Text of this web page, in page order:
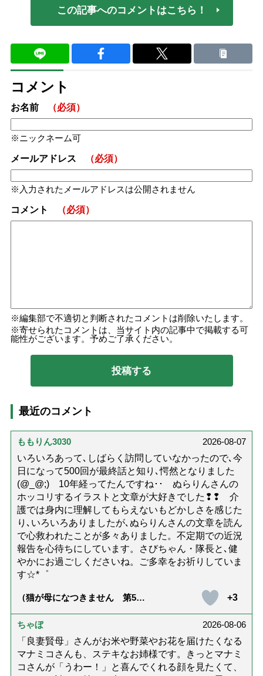
この記事へのコメントはこちら！
コメント
お名前 （必須）
ニックネーム可
メールアドレス （必須）
入力されたメールアドレスは公開されません
コメント （必須）
編集部で不適切と判断されたコメントは削除いたします。
寄せられたコメントは、当サイト内の記事中で掲載する可
能性がございます。予めご了承ください。
最近のコメント
ももりん3030
2026-08-07
いろいろあって､しばらく訪問していなかったので､今
日になって500回が最終話と知り､愕然となりました
(@_@;) 10年経ってたんですね･･ ぬらりんさんの
ホッコリするイラストと文章が大好きでした❢❢ 介
護では身内に理解してもらえないもどかしさを感じた
り､いろいろありましたが､ぬらりんさんの文章を読ん
で心救われたことが多々ありました。不定期での近況
報告を心待ちにしています。さびちゃん・隊長と､健
やかにお過ごしくださいね。ご多幸をお祈りしていま
す☆*゜
（猫が母になつきません 第500
+3
ちゃぼ
2026-08-06
「良妻賢母」さんがお米や野菜やお花を届けたくなる
マナミコさんも、ステキなお姉様です。きっとマナミ
コさんが「うわー！」と喜んでくれる顔を見たくて、